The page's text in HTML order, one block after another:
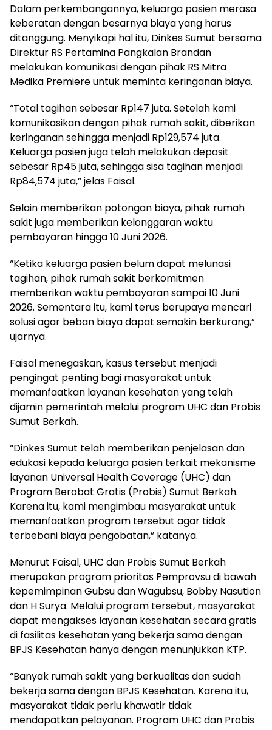
Dalam perkembangannya, keluarga pasien merasa
keberatan dengan besarnya biaya yang harus
ditanggung. Menyikapi hal itu, Dinkes Sumut bersama
Direktur RS Pertamina Pangkalan Brandan
melakukan komunikasi dengan pihak RS Mitra
Medika Premiere untuk meminta keringanan biaya.
“Total tagihan sebesar Rp147 juta. Setelah kami
komunikasikan dengan pihak rumah sakit, diberikan
keringanan sehingga menjadi Rp129,574 juta.
Keluarga pasien juga telah melakukan deposit
sebesar Rp45 juta, sehingga sisa tagihan menjadi
Rp84,574 juta,” jelas Faisal.
Selain memberikan potongan biaya, pihak rumah
sakit juga memberikan kelonggaran waktu
pembayaran hingga 10 Juni 2026.
“Ketika keluarga pasien belum dapat melunasi
tagihan, pihak rumah sakit berkomitmen
memberikan waktu pembayaran sampai 10 Juni
2026. Sementara itu, kami terus berupaya mencari
solusi agar beban biaya dapat semakin berkurang,”
ujarnya.
Faisal menegaskan, kasus tersebut menjadi
pengingat penting bagi masyarakat untuk
memanfaatkan layanan kesehatan yang telah
dijamin pemerintah melalui program UHC dan Probis
Sumut Berkah.
“Dinkes Sumut telah memberikan penjelasan dan
edukasi kepada keluarga pasien terkait mekanisme
layanan Universal Health Coverage (UHC) dan
Program Berobat Gratis (Probis) Sumut Berkah.
Karena itu, kami mengimbau masyarakat untuk
memanfaatkan program tersebut agar tidak
terbebani biaya pengobatan,” katanya.
Menurut Faisal, UHC dan Probis Sumut Berkah
merupakan program prioritas Pemprovsu di bawah
kepemimpinan Gubsu dan Wagubsu, Bobby Nasution
dan H Surya. Melalui program tersebut, masyarakat
dapat mengakses layanan kesehatan secara gratis
di fasilitas kesehatan yang bekerja sama dengan
BPJS Kesehatan hanya dengan menunjukkan KTP.
“Banyak rumah sakit yang berkualitas dan sudah
bekerja sama dengan BPJS Kesehatan. Karena itu,
masyarakat tidak perlu khawatir tidak
mendapatkan pelayanan. Program UHC dan Probis